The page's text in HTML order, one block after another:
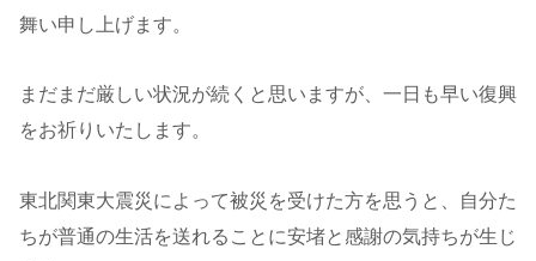
舞い申し上げます。
まだまだ厳しい状況が続くと思いますが、一日も早い復興
をお祈りいたします。
東北関東大震災によって被災を受けた方を思うと、自分た
ちが普通の生活を送れることに安堵と感謝の気持ちが生じ